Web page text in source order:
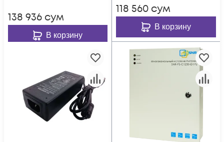
138 936 сум
В корзину
118 560 сум
В корзину